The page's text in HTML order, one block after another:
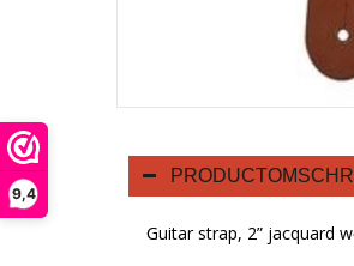
9,4
Guitar strap, 2” jacquard